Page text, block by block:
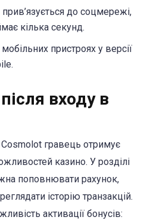
до соцмережі,
кілька секунд.
пристроях у версії
входу в
гравець отримує
казино. У розділі
поповнювати рахунок,
історію транзакцій.
активації бонусів: